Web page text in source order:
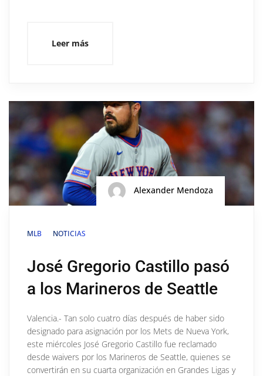
Leer más
Alexander Mendoza
MLB NOTICIAS
José Gregorio Castillo pasó
a los Marineros de Seattle
Valencia.- Tan solo cuatro días después de haber sido
designado para asignación por los Mets de Nueva York,
este miércoles José Gregorio Castillo fue reclamado
desde waivers por los Marineros de Seattle, quienes se
convertirán en su cuarta organización en Grandes Ligas y